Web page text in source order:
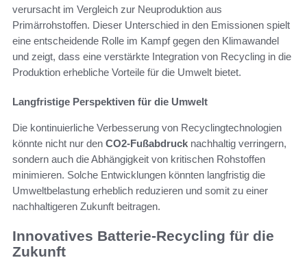
verursacht im Vergleich zur Neuproduktion aus
Primärrohstoffen. Dieser Unterschied in den Emissionen spielt
eine entscheidende Rolle im Kampf gegen den Klimawandel
und zeigt, dass eine verstärkte Integration von Recycling in die
Produktion erhebliche Vorteile für die Umwelt bietet.
Langfristige Perspektiven für die Umwelt
Die kontinuierliche Verbesserung von Recyclingtechnologien
könnte nicht nur den CO2-Fußabdruck nachhaltig verringern,
sondern auch die Abhängigkeit von kritischen Rohstoffen
minimieren. Solche Entwicklungen könnten langfristig die
Umweltbelastung erheblich reduzieren und somit zu einer
nachhaltigeren Zukunft beitragen.
Innovatives Batterie-Recycling für die
Zukunft